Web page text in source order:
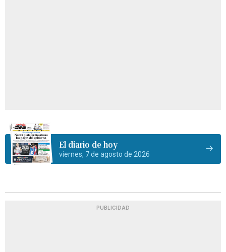
El diario de hoy
viernes, 7 de agosto de 2026
PUBLICIDAD